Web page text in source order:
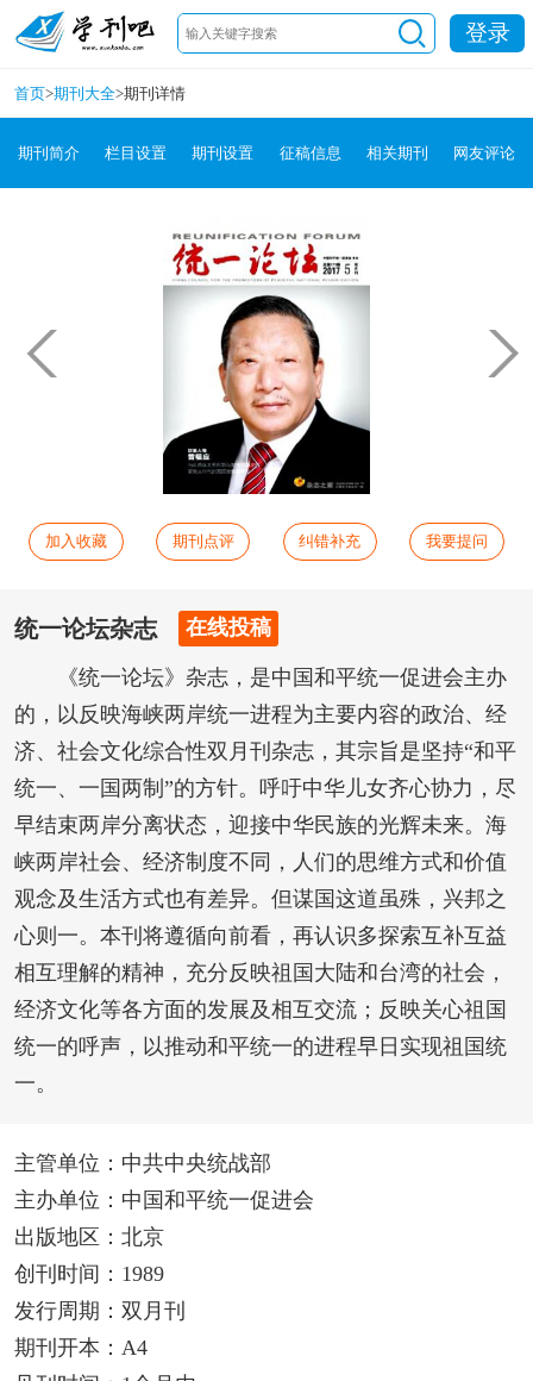
登录
首页>期刊大全>期刊详情
期刊简介 栏目设置 期刊设置 征稿信息 相关期刊 网友评论
加入收藏 期刊点评 纠错补充 我要提问
统一论坛杂志 在线投稿
《统一论坛》杂志，是中国和平统一促进会主办
的，以反映海峡两岸统一进程为主要内容的政治、经
济、社会文化综合性双月刊杂志，其宗旨是坚持“和平
统一、一国两制”的方针。呼吁中华儿女齐心协力，尽
早结束两岸分离状态，迎接中华民族的光辉未来。海
峡两岸社会、经济制度不同，人们的思维方式和价值
观念及生活方式也有差异。但谋国这道虽殊，兴邦之
心则一。本刊将遵循向前看，再认识多探索互补互益
相互理解的精神，充分反映祖国大陆和台湾的社会，
经济文化等各方面的发展及相互交流；反映关心祖国
统一的呼声，以推动和平统一的进程早日实现祖国统
一。
主管单位：中共中央统战部
主办单位：中国和平统一促进会
出版地区：北京
创刊时间：1989
发行周期：双月刊
期刊开本：A4